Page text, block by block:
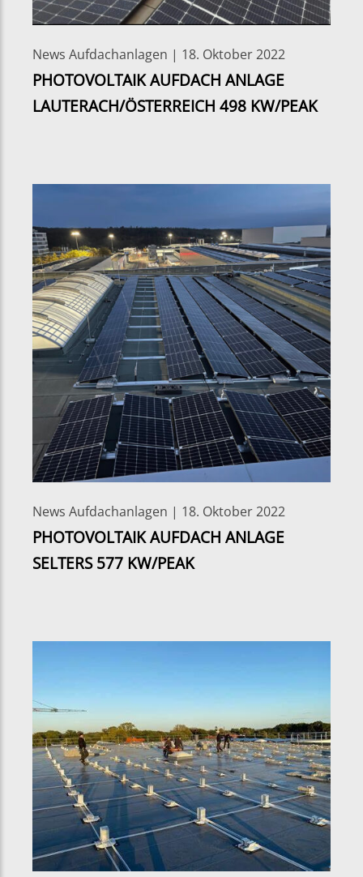
News Aufdachanlagen | 18. Oktober 2022
PHOTOVOLTAIK AUFDACH ANLAGE
LAUTERACH/ÖSTERREICH 498 KW/PEAK
News Aufdachanlagen | 18. Oktober 2022
PHOTOVOLTAIK AUFDACH ANLAGE
SELTERS 577 KW/PEAK